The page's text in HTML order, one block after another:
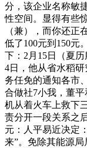
分，该企业名称敏
性空间。显得有些
（兼），而你还正
低了100元到150元
下：2月15日（夏
4日，他从省水稻
务任免的通知各市
合做社7小我，董
机从着火车上救下
责分开一段关系之
元：人平易近决定
来”。免除其能源